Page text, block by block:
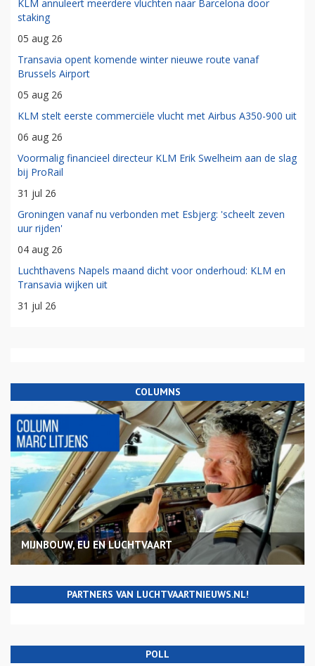
KLM annuleert meerdere vluchten naar Barcelona door
staking
05 aug 26
Transavia opent komende winter nieuwe route vanaf
Brussels Airport
05 aug 26
KLM stelt eerste commerciële vlucht met Airbus A350-900 uit
06 aug 26
Voormalig financieel directeur KLM Erik Swelheim aan de slag
bij ProRail
31 jul 26
Groningen vanaf nu verbonden met Esbjerg: 'scheelt zeven
uur rijden'
04 aug 26
Luchthavens Napels maand dicht voor onderhoud: KLM en
Transavia wijken uit
31 jul 26
COLUMNS
MIJNBOUW, EU EN LUCHTVAART
PARTNERS VAN LUCHTVAARTNIEUWS.NL!
POLL